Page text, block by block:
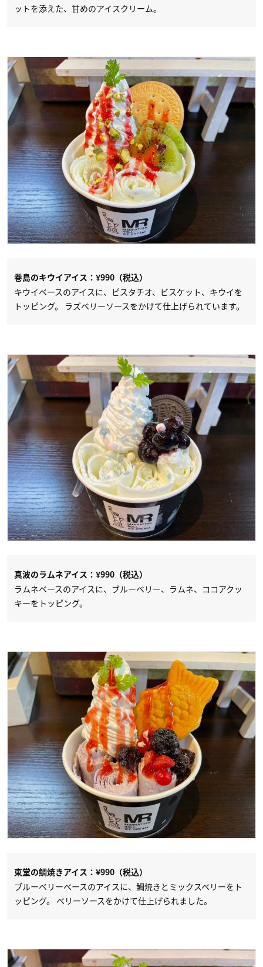
ットを添えた、甘めのアイスクリーム。
巻島のキウイアイス：¥990（税込）
キウイベースのアイスに、ピスタチオ、ビスケット、キウイを
トッピング。 ラズベリーソースをかけて仕上げられています。
真波のラムネアイス：¥990（税込）
ラムネベースのアイスに、ブルーベリー、ラムネ、ココアクッ
キーをトッピング。
東堂の鯛焼きアイス：¥990（税込）
ブルーベリーベースのアイスに、鯛焼きとミックスベリーをト
ッピング。 ベリーソースをかけて仕上げられました。